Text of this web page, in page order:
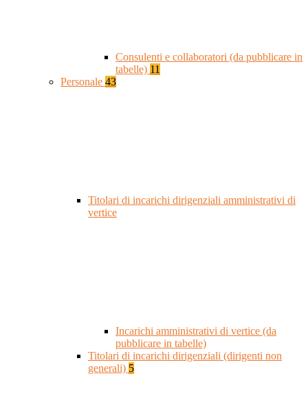
Consulenti e collaboratori (da pubblicare in
tabelle) 11
Personale 43
Titolari di incarichi dirigenziali amministrativi di
vertice
Incarichi amministrativi di vertice (da
pubblicare in tabelle)
Titolari di incarichi dirigenziali (dirigenti non
generali) 5